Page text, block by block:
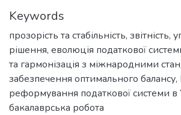
Keywords
прозорість та стабільність, звітність,
рішення, еволюція податкової
та гармонізація з міжнародними
забезпечення оптимального балансу,
реформування податкової системи в
бакалаврська робота